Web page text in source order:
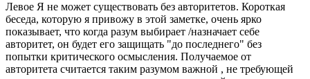
Левое Я не может существовать без авторитетов. Короткая
беседа, которую я привожу в этой заметке, очень ярко
показывает, что когда разум выбирает /назначает себе
авторитет, он будет его защищать "до последнего" без
попытки критического осмысления. Получаемое от
авторитета считается таким разумом важной , не требующей